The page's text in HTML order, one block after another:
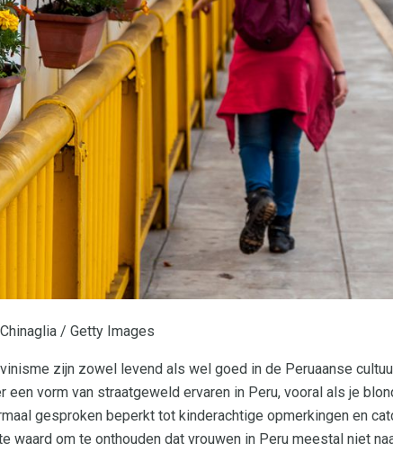
/ Getty Images
zijn zowel levend als wel goed in de Peruaanse
een vorm van straatgeweld ervaren in Peru, vooral als je
gesproken beperkt tot kinderachtige opmerkingen en
waard om te onthouden dat vrouwen in Peru meestal niet